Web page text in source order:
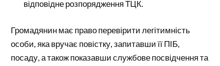
відповідне розпорядження ТЦК.
Громадянин має право перевірити легітимність
особи, яка вручає повістку, запитавши її ПІБ,
посаду, а також показавши службове посвідчення та